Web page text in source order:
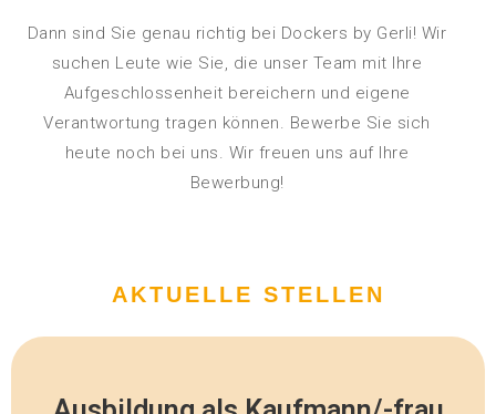
Dann sind Sie genau richtig bei Dockers by Gerli! Wir
suchen Leute wie Sie, die unser Team mit Ihre
Aufgeschlossenheit bereichern und eigene
Verantwortung tragen können. Bewerbe Sie sich
heute noch bei uns. Wir freuen uns auf Ihre
Bewerbung!
AKTUELLE STELLEN
Nehmen Sie Kontakt auf